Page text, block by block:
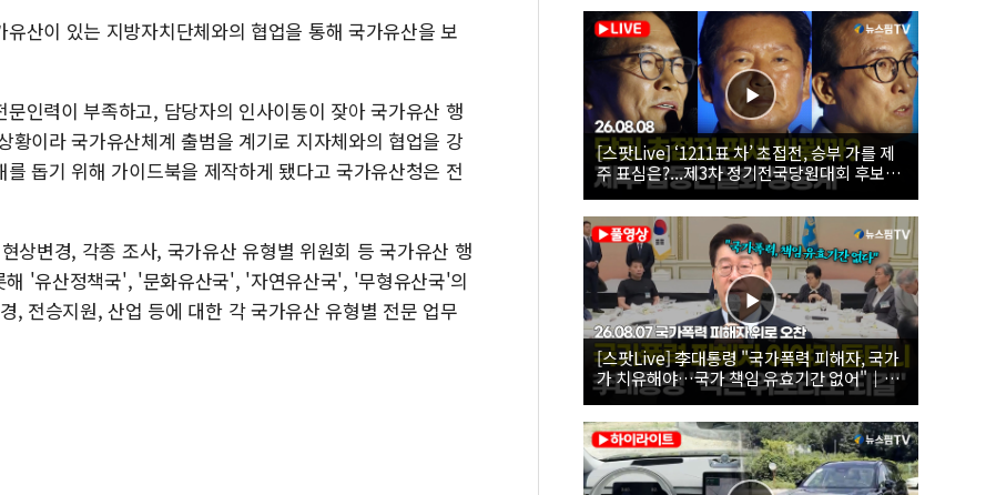
산이 있는 지방자치단체와의 협업을 통해 국가유산을 보
인력이 부족하고, 담당자의 인사이동이 잦아 국가유산 행
황이라 국가유산체계 출범을 계기로 지자체와의 협업을 강
돕기 위해 가이드북을 제작하게 됐다고 국가유산청은 전
상변경, 각종 조사, 국가유산 유형별 위원회 등 국가유산 행
'유산정책국', '문화유산국', '자연유산국', '무형유산국'의
, 전승지원, 산업 등에 대한 각 국가유산 유형별 전문 업무
[스팟Live] ‘1211표 차’ 초접전, 승부 가를 제
주 표심은?...제3차 정기전국당원대회 후보자
제주 합동연설회 생중계 | 26.08.08
[스팟Live] 李대통령 "국가폭력 피해자, 국가
가 치유해야…국가 책임 유효기간 없어"｜
26.08.07 국가폭력 피해자 위로 오찬